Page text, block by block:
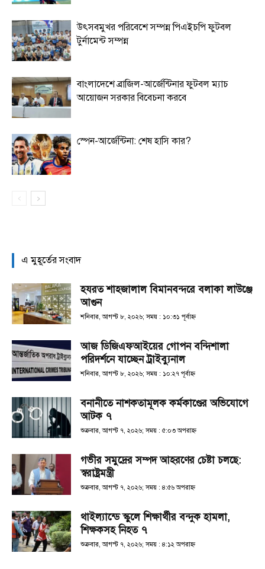
উৎসবমুখর পরিবেশে সম্পন্ন পিএইচপি ফুটবল
টুর্নামেন্ট সম্পন্ন
বাংলাদেশে ব্রাজিল-আর্জেন্টিনার ফুটবল ম্যাচ
আয়োজন সরকার বিবেচনা করবে
স্পেন-আর্জেন্টিনা: শেষ হাসি কার?
এ মুহূর্তের সংবাদ
হযরত শাহজালাল বিমানবন্দরে বলাকা লাউঞ্জে
আগুন
শনিবার, আগস্ট ৮, ২০২৬; সময় : ১০:৩১ পূর্বাহ্ণ
আজ ডিজিএফআইয়ের গোপন বন্দিশালা
পরিদর্শনে যাচ্ছেন ট্রাইব্যুনাল
শনিবার, আগস্ট ৮, ২০২৬; সময় : ১০:২৭ পূর্বাহ্ণ
বনানীতে নাশকতামূলক কর্মকাণ্ডের অভিযোগে
আটক ৭
শুক্রবার, আগস্ট ৭, ২০২৬; সময় : ৫:০৩ অপরাহ্ণ
গভীর সমুদ্রের সম্পদ আহরণের চেষ্টা চলছে:
স্বরাষ্ট্রমন্ত্রী
শুক্রবার, আগস্ট ৭, ২০২৬; সময় : ৪:৫৬ অপরাহ্ণ
থাইল্যান্ডে স্কুলে শিক্ষার্থীর বন্দুক হামলা,
শিক্ষকসহ নিহত ৭
শুক্রবার, আগস্ট ৭, ২০২৬; সময় : ৪:১২ অপরাহ্ণ